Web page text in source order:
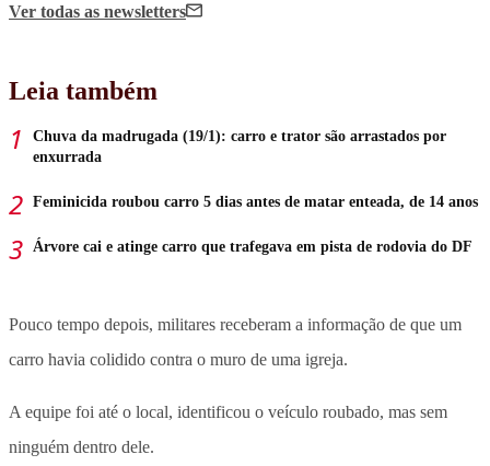
Ver todas as newsletters
Leia também
Chuva da madrugada (19/1): carro e trator são arrastados por
enxurrada
Feminicida roubou carro 5 dias antes de matar enteada, de 14 anos
Árvore cai e atinge carro que trafegava em pista de rodovia do DF
Pouco tempo depois, militares receberam a informação de que um
carro havia colidido contra o muro de uma igreja.
A equipe foi até o local, identificou o veículo roubado, mas sem
ninguém dentro dele.